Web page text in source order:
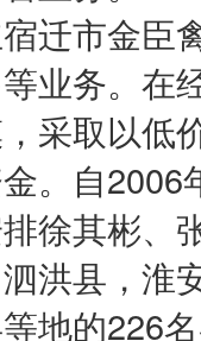
迁市金臣
业务。在
采取以低
。自
徐其彬、
洪县，淮
地的226